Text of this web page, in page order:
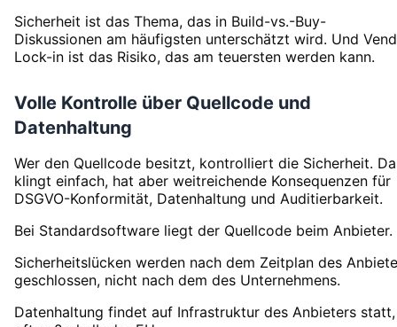
Sicherheit ist das Thema, das in Build-vs.-Buy-
Diskussionen am häufigsten unterschätzt wird. Und
Lock-in ist das Risiko, das am teuersten werden kann.
Volle Kontrolle über Quellcode und
Datenhaltung
Wer den Quellcode besitzt, kontrolliert die Sicherheit.
klingt einfach, hat aber weitreichende Konsequenzen für
DSGVO-Konformität, Datenhaltung und Auditierbarkeit.
Bei Standardsoftware liegt der Quellcode beim Anbieter.
Sicherheitslücken werden nach dem Zeitplan des
geschlossen, nicht nach dem des Unternehmens.
Datenhaltung findet auf Infrastruktur des Anbieters statt,